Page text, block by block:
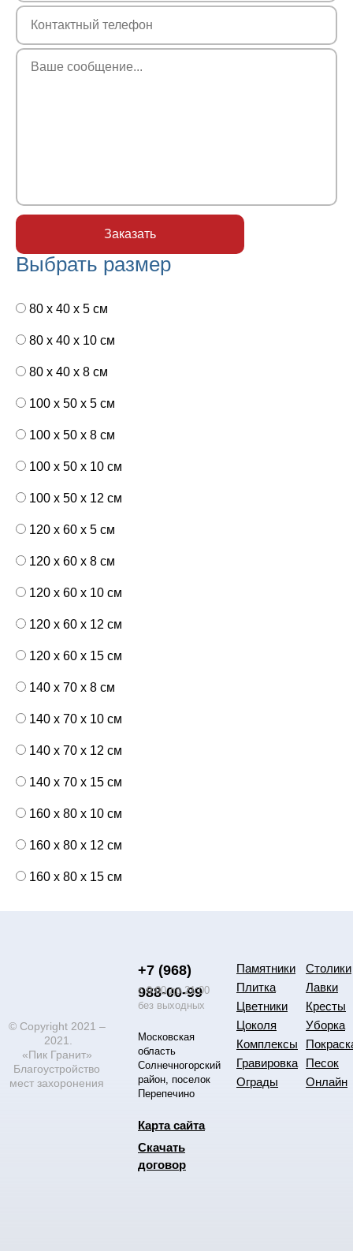
Выбрать размер
80 x 40 x 5 см
80 x 40 x 10 см
80 x 40 x 8 см
100 x 50 x 5 см
100 х 50 х 8 см
100 x 50 x 10 см
100 x 50 x 12 см
120 x 60 x 5 см
120 x 60 x 8 см
120 x 60 x 10 см
120 x 60 x 12 см
120 x 60 x 15 см
140 x 70 x 8 см
140 x 70 x 10 см
140 x 70 x 12 см
140 x 70 x 15 см
160 x 80 x 10 см
160 x 80 x 12 см
160 x 80 x 15 см
© Copyright 2021 –
2021.
«Пик Гранит»
Благоустройство
мест захоронения
+7 (968)
988-00-99
с 9:00 до 21:00
без выходных
Московская
область
Солнечногорский
район, поселок
Перепечино
Карта сайта
Скачать
договор
Памятники
Плитка
Цветники
Цоколя
Комплексы
Гравировка
Ограды
Столики
Лавки
Кресты
Уборка
Песок
Онлайн